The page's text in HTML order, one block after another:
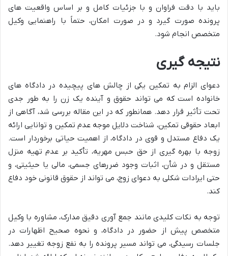
باید با دقت فراوان و با جزئیات کامل و بر اساس واقعیت های
پرونده صورت گیرد و در صورت امکان، حتماً با راهنمایی وکیل
متخصص انجام شود.
نتیجه گیری
دعوای الزام به تمکین یکی از چالش های پیچیده در دادگاه های
خانواده است که می تواند حقوق و آینده یک زن را به طور جدی
تحت تأثیر قرار دهد. همانطور که در این مقاله بررسی شد، آگاهی از
ابعاد حقوقی تمکین، شناخت دلایل موجه عدم تمکین و توانایی ارائه
یک دفاع مستدل و قوی در دادگاه، از اهمیت حیاتی برخوردار است.
زوجه با بهره گیری از حق حبس مهریه، تأکید بر عدم تهیه منزل
مستقل و در شأن، اثبات وجود ضررهای جسمی، مالی یا حیثیتی، و
حتی ایرادات شکلی به دعوای زوج، می تواند از حقوق قانونی خود دفاع
کند.
توجه به نکات کلیدی مانند جمع آوری دقیق مدارک، مشاوره با وکیل
متخصص پیش از حضور در دادگاه، و نحوه صحیح اظهارات در
جلسات رسیدگی، می تواند مسیر پرونده را به نفع زوجه تغییر دهد.